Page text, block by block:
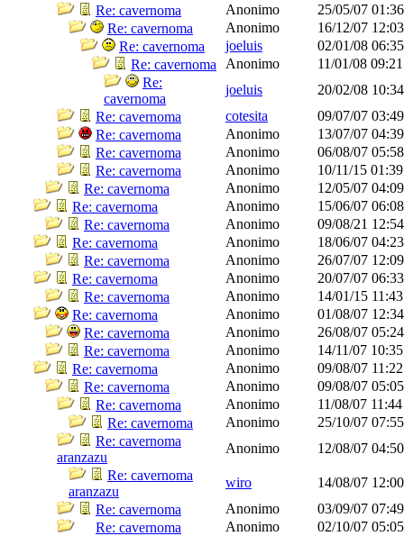
Re: cavernoma
Anonimo 25/05/07
Re: cavernoma
Anonimo 16/12/07
Re: cavernoma
joeluis 02/01/08
Re: cavernoma
Anonimo 11/01/08
Re:
cavernoma
joeluis 20/02/08
Re: cavernoma
cotesita 09/07/07
Re: cavernoma
Anonimo 13/07/07
Re: cavernoma
Anonimo 06/08/07
Re: cavernoma
Anonimo 10/11/15
Re: cavernoma
Anonimo 12/05/07
Re: cavernoma
Anonimo 15/06/07
Re: cavernoma
Anonimo 09/08/21
Re: cavernoma
Anonimo 18/06/07
Re: cavernoma
Anonimo 26/07/07
Re: cavernoma
Anonimo 20/07/07
Re: cavernoma
Anonimo 14/01/15
Re: cavernoma
Anonimo 01/08/07
Re: cavernoma
Anonimo 26/08/07
Re: cavernoma
Anonimo 14/11/07
Re: cavernoma
Anonimo 09/08/07
Re: cavernoma
Anonimo 09/08/07
Re: cavernoma
Anonimo 11/08/07
Re: cavernoma
Anonimo 25/10/07
Re: cavernoma
aranzazu
Anonimo 12/08/07
Re: cavernoma
aranzazu
wiro 14/08/07
Re: cavernoma
Anonimo 03/09/07
Re: cavernoma
Anonimo 02/10/07